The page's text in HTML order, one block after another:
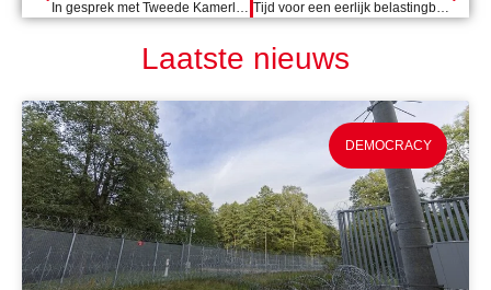
In gesprek met Tweede Kamerlid Kirsten van den Hul over de internationale aanpak van het coronavirus Tijd voor een eerlijk belastingbeleid
Laatste nieuws
DEMOCRACY